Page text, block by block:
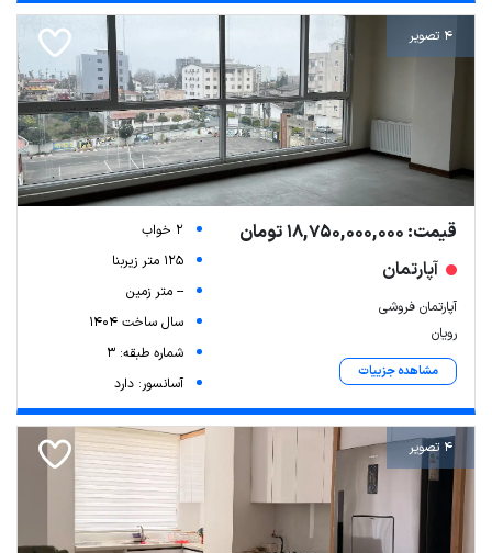
4 تصویر
قیمت: 18,750,000,000 تومان
آپارتمان
آپارتمان فروشی
رویان
مشاهده جزییات
2 خواب
125 متر زیربنا
-- متر زمین
سال ساخت 1404
شماره طبقه: 3
آسانسور: دارد
4 تصویر